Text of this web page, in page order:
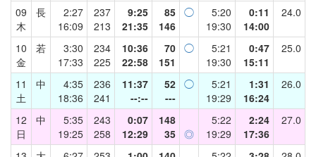
09
木
長
2:27
16:09
237
213
9:25
21:35
85
146
◯
5:20
19:30
0:11
14:00
24.0
10
金
若
3:30
17:33
234
225
10:36
22:58
70
151
◯
5:21
19:30
0:47
15:11
25.0
11
土
中
4:35
18:36
236
241
11:37
--:--
52
---
◯
5:21
19:29
1:31
16:24
26.0
12
日
中
5:35
19:25
243
258
0:07
12:29
148
35 ◎
5:22
19:29
2:24
17:36
27.0